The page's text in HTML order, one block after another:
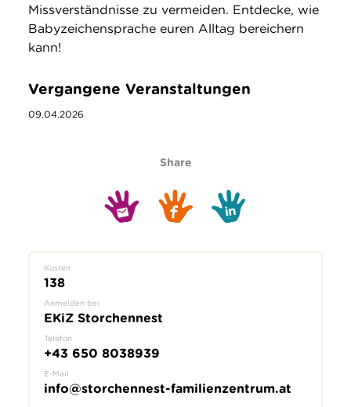
Missverständnisse zu vermeiden. Entdecke, wie
Babyzeichensprache euren Alltag bereichern
kann!
Vergangene Veranstaltungen
09.04.2026
Share
Kosten
138
Anmelden bei
EKiZ Storchennest
Telefon
+43 650 8038939
E-Mail
info@storchennest-familienzentrum.at